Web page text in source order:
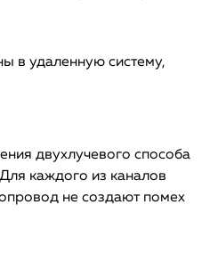
в удаленную систему,
двухлучевого способа
каждого из каналов
не создают помех